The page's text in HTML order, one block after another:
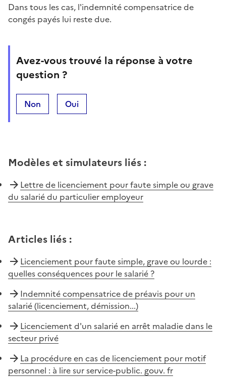
Dans tous les cas, l'indemnité compensatrice de
congés payés lui reste due.
Avez-vous trouvé la réponse à votre
question ?
Non Oui
Modèles et simulateurs liés :
Lettre de licenciement pour faute simple ou grave
du salarié du particulier employeur
Articles liés :
Licenciement pour faute simple, grave ou lourde :
quelles conséquences pour le salarié ?
Indemnité compensatrice de préavis pour un
salarié (licenciement, démission...)
Licenciement d'un salarié en arrêt maladie dans le
secteur privé
La procédure en cas de licenciement pour motif
personnel : à lire sur service-public. gouv. fr